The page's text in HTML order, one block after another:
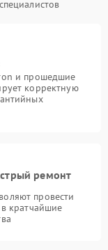
специалистов
и прошедшие
корректную
ремонт
провести
в кратчайшие